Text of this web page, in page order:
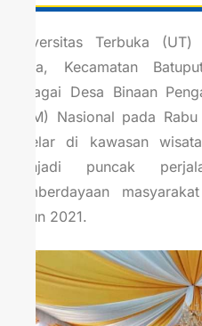
Universitas Terbuka
Daya, Kecamatan
sebagai Desa Binaan
(PkM) Nasional pada
digelar di kawasan
menjadi puncak
pemberdayaan
tahun 2021.